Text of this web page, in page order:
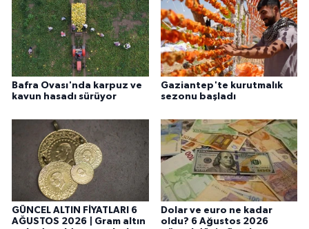
Bafra Ovası'nda karpuz ve
kavun hasadı sürüyor
Gaziantep'te kurutmalık
sezonu başladı
GÜNCEL ALTIN FİYATLARI 6
AĞUSTOS 2026 | Gram altın
Dolar ve euro ne kadar
oldu? 6 Ağustos 2026